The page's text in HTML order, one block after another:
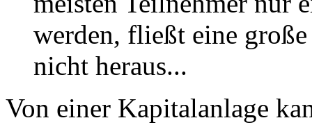
werden, fließt eine
nicht heraus...
Von einer Kapitalanlage